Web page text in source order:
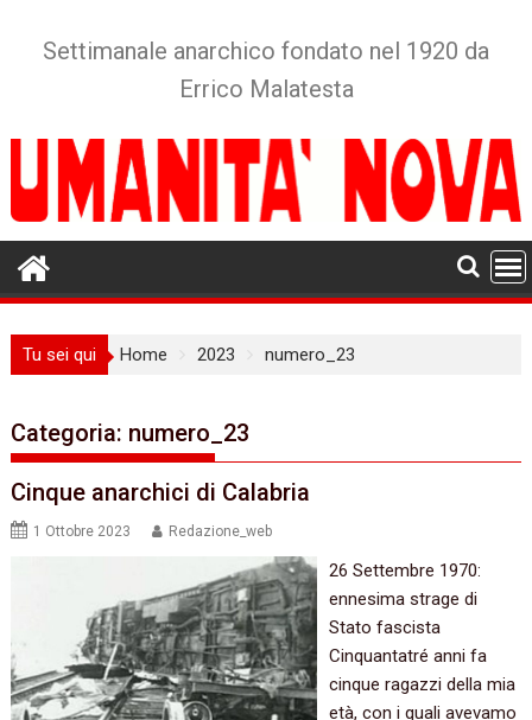
Settimanale anarchico fondato nel 1920 da
Errico Malatesta
Tu sei qui Home 2023 numero_23
Categoria: numero_23
Cinque anarchici di Calabria
1 Ottobre 2023 Redazione_web
26 Settembre 1970:
ennesima strage di
Stato fascista
Cinquantatré anni fa
cinque ragazzi della mia
età, con i quali avevamo